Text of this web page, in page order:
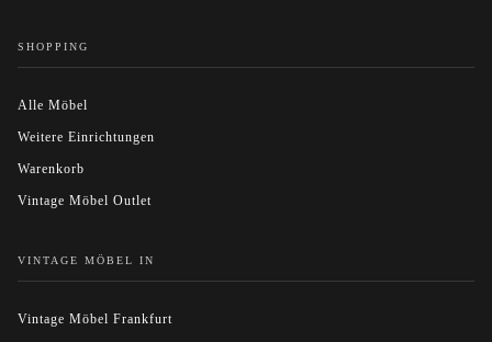
SHOPPING
Alle Möbel
Weitere Einrichtungen
Warenkorb
Vintage Möbel Outlet
VINTAGE MÖBEL IN
Vintage Möbel Frankfurt